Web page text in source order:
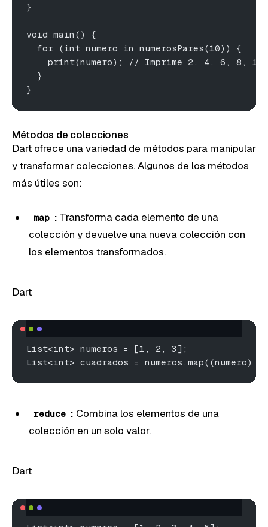
}
void main() {
  for (int numero in numerosPares(10)) {
    print(numero); // Imprime 2, 4, 6, 8, 10
  }
}
Métodos de colecciones
Dart ofrece una variedad de métodos para manipular
y transformar colecciones. Algunos de los métodos
más útiles son:
map : Transforma cada elemento de una
colección y devuelve una nueva colección con
los elementos transformados.
Dart
List<int> numeros = [1, 2, 3];
List<int> cuadrados =
reduce : Combina los elementos de una
colección en un solo valor.
Dart